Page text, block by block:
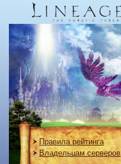
Правила рейтинга
Владельцам серверов